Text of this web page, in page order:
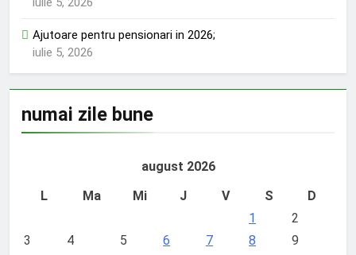
Ajutoare pentru pensionari in 2026;
iulie 5, 2026
numai zile bune
august 2026
L
Ma Mi J V S
D
1
2
3
4 5 6 7 8
9